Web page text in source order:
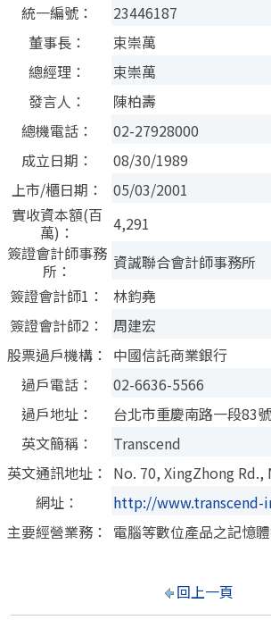
統一編號：
23446187
董事長：
束崇萬
總經理：
束崇萬
發言人：
陳柏壽
總機電話：
02-27928000
成立日期：
08/30/1989
上市/櫃日期：
05/03/2001
實收資本額(百
萬)：
4,291
簽證會計師事務
所：
資誠聯合會計師事務所
簽證會計師1：
林鈞堯
簽證會計師2：
周建宏
股票過戶機構：
中國信託商業銀行
過戶電話：
02-6636-5566
過戶地址：
台北市重慶南路一段83
英文簡稱：
Transcend
英文通訊地址：
No. 70, XingZhong
網址：
http://www.transcend-
主要經營業務：
電腦等數位產品之記憶
回上一頁